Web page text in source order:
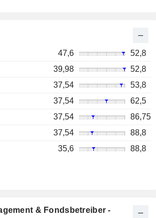
47,6
52,8
39,98
52,8
37,54
53,8
37,54
62,5
37,54
86,75
37,54
88,8
35,6 88,8
& Fondsbetreiber -